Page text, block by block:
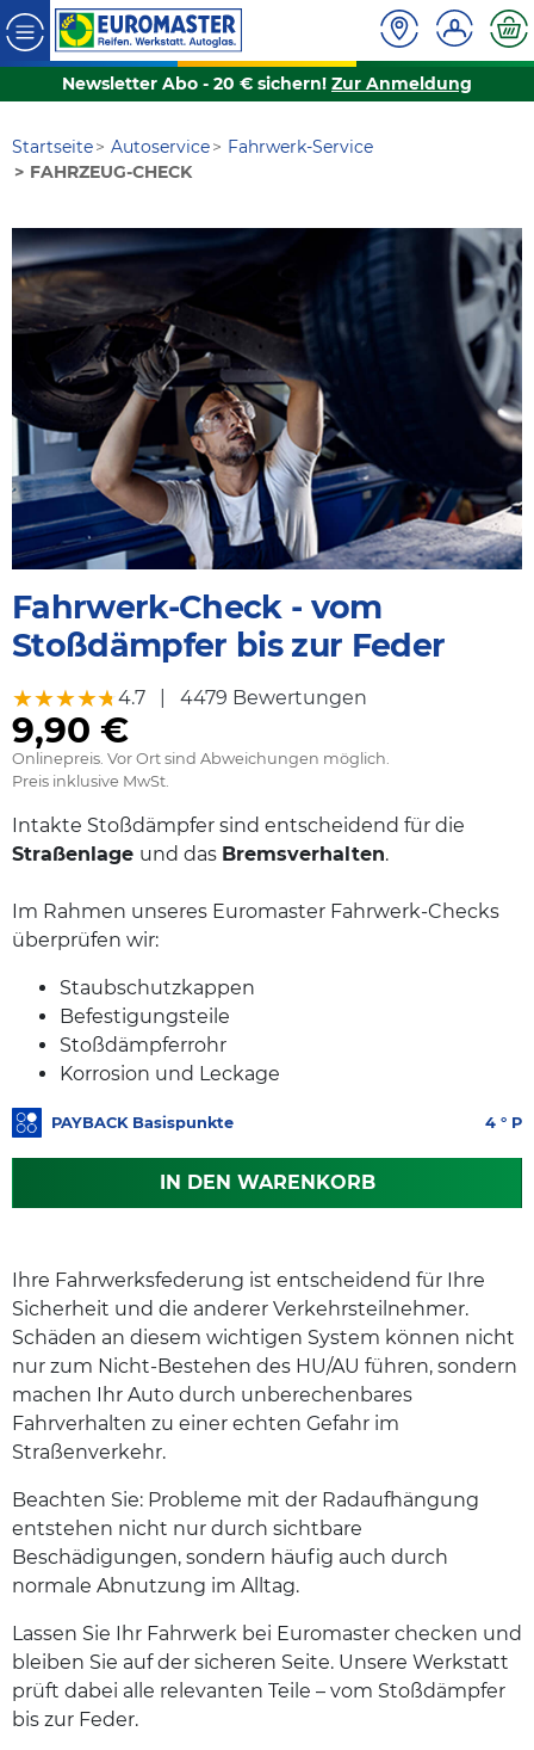
Newsletter Abo - 20 € sichern! Zur Anmeldung
Startseite Autoservice
Fahrwerk-Service
FAHRZEUG-CHECK
Fahrwerk-Check - vom
Stoßdämpfer bis zur Feder
★★★★★
★★★★★4.7 |4479 Bewertungen
9,90 €
Onlinepreis. Vor Ort sind Abweichungen möglich.
Preis inklusive MwSt.
Intakte Stoßdämpfer sind entscheidend für die
Straßenlage und das Bremsverhalten.
Im Rahmen unseres Euromaster Fahrwerk-Checks
überprüfen wir:
Staubschutzkappen
Befestigungsteile
Stoßdämpferrohr
Korrosion und Leckage
PAYBACK Basispunkte 4 ° P
IN DEN WARENKORB
Ihre Fahrwerksfederung ist entscheidend für Ihre
Sicherheit und die anderer Verkehrsteilnehmer.
Schäden an diesem wichtigen System können nicht
nur zum Nicht-Bestehen des HU/AU führen, sondern
machen Ihr Auto durch unberechenbares
Fahrverhalten zu einer echten Gefahr im
Straßenverkehr.
Beachten Sie: Probleme mit der Radaufhängung
entstehen nicht nur durch sichtbare
Beschädigungen, sondern häufig auch durch
normale Abnutzung im Alltag.
Lassen Sie Ihr Fahrwerk bei Euromaster checken und
bleiben Sie auf der sicheren Seite. Unsere Werkstatt
prüft dabei alle relevanten Teile – vom Stoßdämpfer
bis zur Feder.